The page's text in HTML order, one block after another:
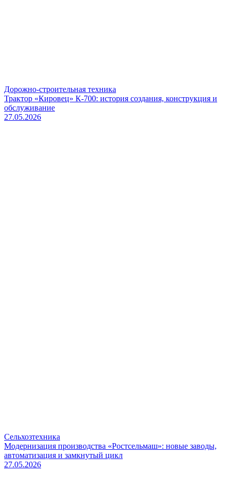
Дорожно-строительная техника
Трактор «Кировец» К-700: история создания, конструкция и
обслуживание
27.05.2026
Сельхозтехника
Модернизация производства «Ростсельмаш»: новые заводы,
автоматизация и замкнутый цикл
27.05.2026